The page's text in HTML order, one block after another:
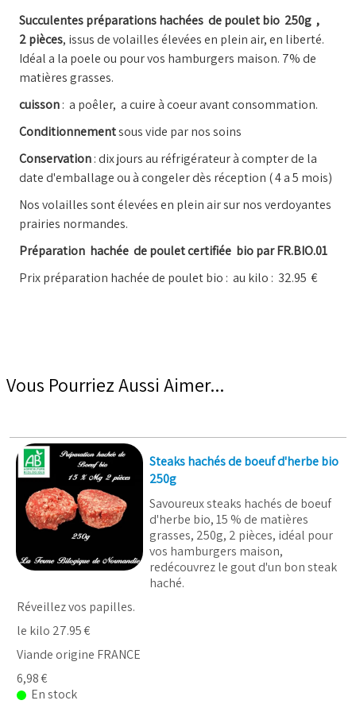
Succulentes préparations hachées de poulet bio 250g ,
2 pièces, issus de volailles élevées en plein air, en liberté.
Idéal a la poele ou pour vos hamburgers maison. 7% de
matières grasses.
cuisson: a poêler, a cuire à coeur avant consommation.
Conditionnementsous vide par nos soins
Conservation: dix jours au réfrigérateur à compter de la
date d'emballage ou à congeler dès réception ( 4 a 5 mois)
Nos volailles sont élevées en plein air sur nos verdoyantes
prairies normandes.
Préparation hachée de poulet certifiée bio par FR.BIO.01
Prix préparation hachée de poulet bio : au kilo : 32.95 €
Vous Pourriez Aussi Aimer...
Steaks hachés de boeuf d'herbe bio
250g
Savoureux steaks hachés de boeuf
d'herbe bio, 15 % de matières
grasses, 250g, 2 pièces, idéal pour
vos hamburgers maison,
redécouvrez le gout d'un bon steak
haché.
Réveillez vos papilles.
le kilo 27.95 €
Viande origine FRANCE
6,98 €
En stock